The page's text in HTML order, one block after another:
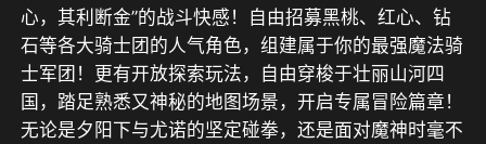
心，其利断金”的战斗快感！自由招募黑桃、红心、钻
石等各大骑士团的人气角色，组建属于你的最强魔法骑
士军团！更有开放探索玩法，自由穿梭于壮丽山河四
国，踏足熟悉又神秘的地图场景，开启专属冒险篇章！
无论是夕阳下与尤诺的坚定碰拳，还是面对魔神时毫不